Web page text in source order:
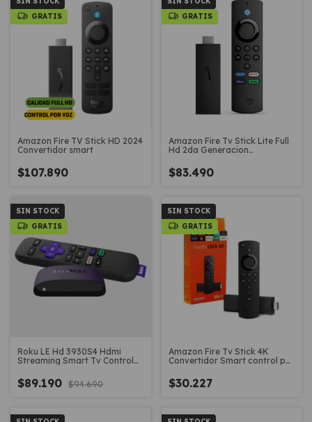
GRATIS
Amazon Fire TV Stick HD 2024
Convertidor smart
$107.890
GRATIS
Amazon Fire Tv Stick Lite Full
Hd 2da Generacion
$83.490
SIN STOCK
GRATIS
Roku LE Hd 3930S4 Hdmi
Streaming Smart Tv Control
$89.190 $94.690
SIN STOCK
GRATIS
Amazon Fire Tv Stick 4K
Convertidor Smart control por
$30.227